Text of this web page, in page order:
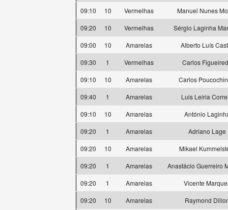
09:10
10 Vermelhas
Manuel Nunes
09:20
10 Vermelhas
Sérgio Laginha
09:00
10 Amarelas
Alberto Luís
09:30
1 Vermelhas
Carlos
09:10
10 Amarelas
Carlos
09:40
1 Amarelas
Luis Leiria
09:10
10 Amarelas
António
09:20
1 Amarelas
Adriano Lage
09:20
10 Amarelas
Mikael
09:20
1 Amarelas
Anastácio Guerreiro
09:20
1 Amarelas
Vicente
09:20
10 Amarelas
Raymond